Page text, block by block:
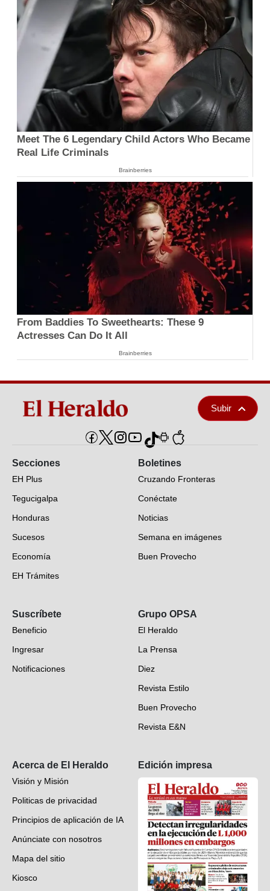
Meet The 6 Legendary Child Actors Who Became
Real Life Criminals
Brainberries
From Baddies To Sweethearts: These 9
Actresses Can Do It All
Brainberries
Subir
Secciones
EH Plus
Tegucigalpa
Honduras
Sucesos
Economía
EH Trámites
EH Verifica
Fotogalerías
Deportes
Videos
Boletines
Cruzando Fronteras
Conéctate
Noticias
Semana en imágenes
Buen Provecho
Suscríbete
Beneficio
Ingresar
Notificaciones
Grupo OPSA
El Heraldo
La Prensa
Diez
Revista Estilo
Buen Provecho
Revista E&N
Acerca de El Heraldo
Visión y Misión
Politicas de privacidad
Principios de aplicación de IA
Anúnciate con nosotros
Mapa del sitio
Kiosco
Edición impresa